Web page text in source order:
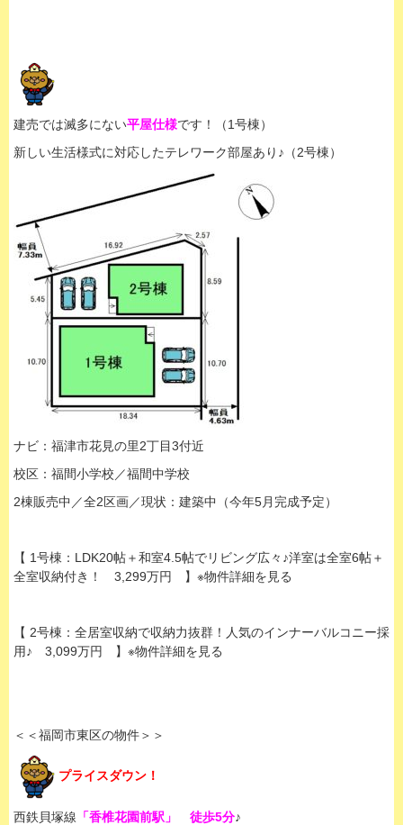
建売では滅多にない平屋仕様です！（1号棟）
新しい生活様式に対応したテレワーク部屋あり♪（2号棟）
ナビ：福津市花見の里2丁目3付近
校区：福間小学校／福間中学校
2棟販売中／全2区画／現状：建築中（今年5月完成予定）
【 1号棟：LDK20帖＋和室4.5帖でリビング広々♪洋室は全室6帖＋
全室収納付き！ 3,299万円 】※物件詳細を見る
【 2号棟：全居室収納で収納力抜群！人気のインナーバルコニー採
用♪ 3,099万円 】※物件詳細を見る
＜＜福岡市東区の物件＞＞
プライスダウン！
西鉄貝塚線 「香椎花園前駅」 徒歩5分♪